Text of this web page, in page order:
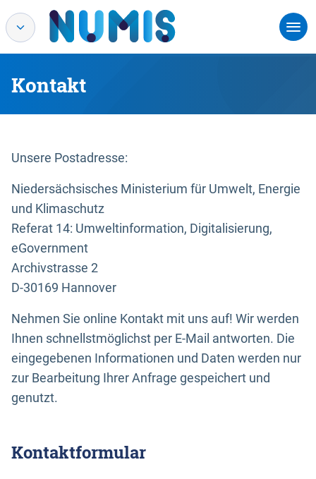
Kontakt
Unsere Postadresse:
Niedersächsisches Ministerium für Umwelt, Energie
und Klimaschutz
Referat 14: Umweltinformation, Digitalisierung,
eGovernment
Archivstrasse 2
D-30169 Hannover
Nehmen Sie online Kontakt mit uns auf! Wir werden
Ihnen schnellstmöglichst per E-Mail antworten. Die
eingegebenen Informationen und Daten werden nur
zur Bearbeitung Ihrer Anfrage gespeichert und
genutzt.
Kontaktformular